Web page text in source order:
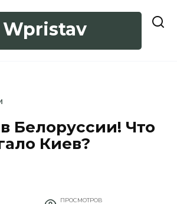
Wpristav
Белоруссии! Что
Киев?
ПРОСМОТРОВ